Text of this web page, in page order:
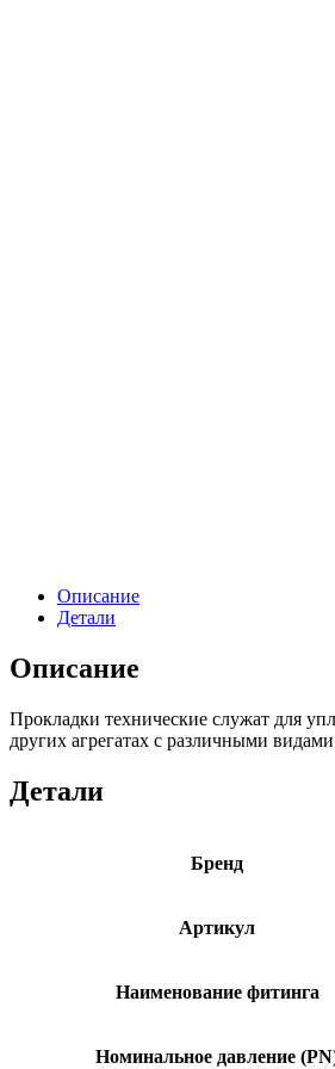
Описание
Детали
Описание
Прокладки технические служат для
других агрегатах с различными
Детали
Бренд
Артикул
Наименование фитинга
Номинальное давление